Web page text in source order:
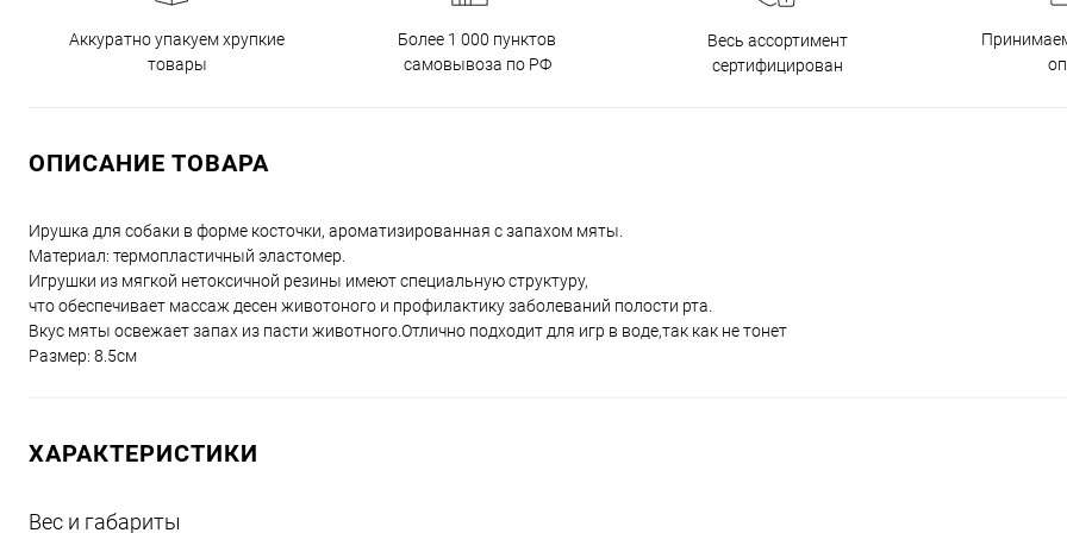
Аккуратно упакуем хрупкие
товары
Более 1 000 пунктов
самовывоза по РФ
Весь ассортимент
сертифицирован
ОПИСАНИЕ ТОВАРА
Ирушка для собаки в форме косточки, ароматизированная с запахом мяты.
Материал: термопластичный эластомер.
Игрушки из мягкой нетоксичной резины имеют специальную структуру,
что обеспечивает массаж десен животоного и профилактику заболеваний полости рта.
Вкус мяты освежает запах из пасти животного.Отлично подходит для игр в воде,так как не тонет
Размер: 8.5см
ХАРАКТЕРИСТИКИ
Вес и габариты